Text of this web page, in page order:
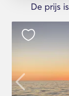
De prijs